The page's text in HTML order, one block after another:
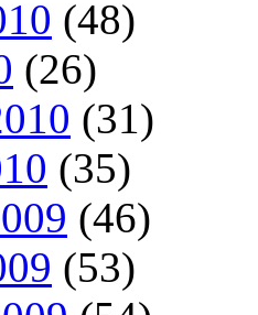
(48)
(26)
(31)
(35)
(46)
(53)